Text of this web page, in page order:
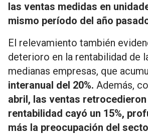
las ventas medidas en
mismo período del año
El relevamiento también
deterioro en la rentabilidad de
medianas empresas, que
interanual del 20%. Además,
abril, las ventas retrocedieron
rentabilidad cayó un 15%,
más la preocupación del